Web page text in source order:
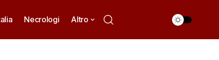
Necrologi Altro